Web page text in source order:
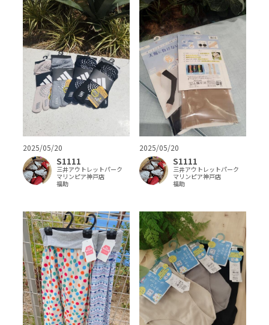
2025/05/20
S1111
三井アウトレットパーク
マリンピア神戸店
福助
2025/05/20
S1111
三井アウトレットパーク
マリンピア神戸店
福助